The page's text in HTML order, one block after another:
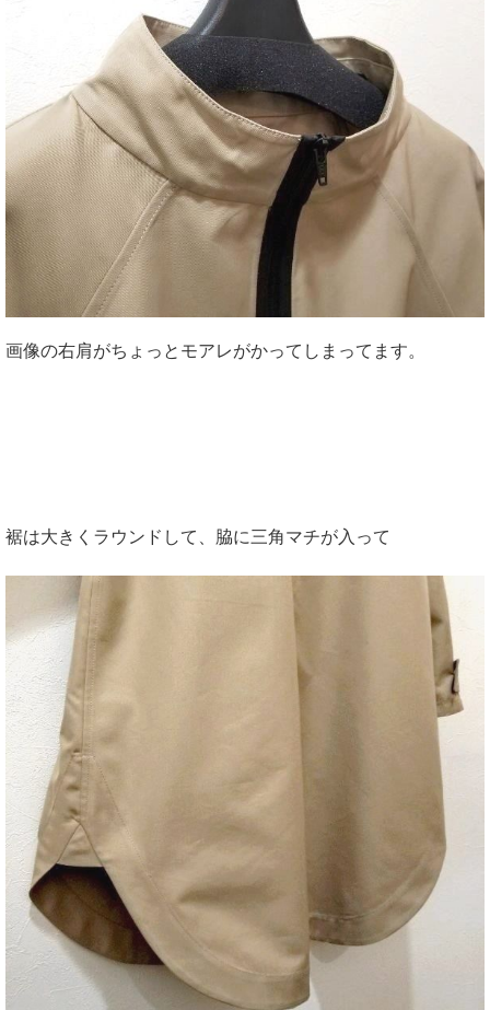
画像の右肩がちょっとモアレがかってしまってます。
裾は大きくラウンドして、脇に三角マチが入って